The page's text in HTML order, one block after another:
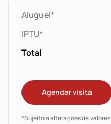
Aluguel*
IPTU*
Total
Agendar visita
*Sujeito a alterações de valores